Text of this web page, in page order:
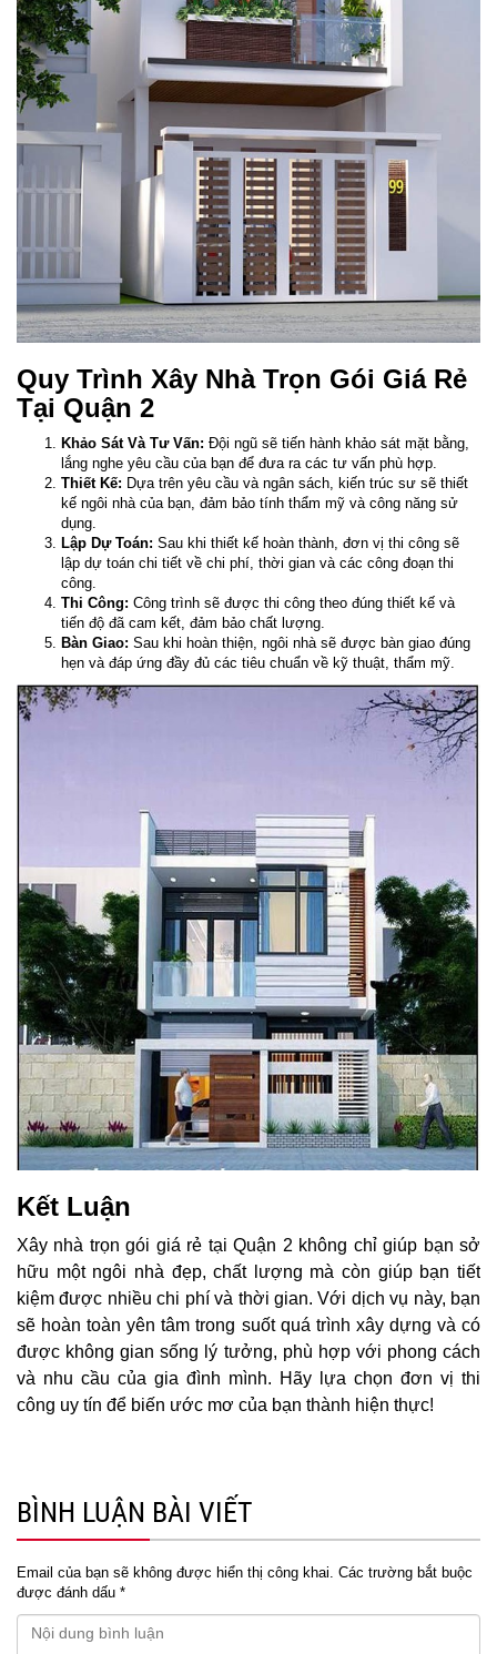
Quy Trình Xây Nhà Trọn Gói Giá Rẻ
Tại Quận 2
Khảo Sát Và Tư Vấn: Đội ngũ sẽ tiến hành khảo sát mặt bằng,
lắng nghe yêu cầu của bạn để đưa ra các tư vấn phù hợp.
Thiết Kế: Dựa trên yêu cầu và ngân sách, kiến trúc sư sẽ thiết
kế ngôi nhà của bạn, đảm bảo tính thẩm mỹ và công năng sử
dụng.
Lập Dự Toán: Sau khi thiết kế hoàn thành, đơn vị thi công sẽ
lập dự toán chi tiết về chi phí, thời gian và các công đoạn thi
công.
Thi Công: Công trình sẽ được thi công theo đúng thiết kế và
tiến độ đã cam kết, đảm bảo chất lượng.
Bàn Giao: Sau khi hoàn thiện, ngôi nhà sẽ được bàn giao đúng
hẹn và đáp ứng đầy đủ các tiêu chuẩn về kỹ thuật, thẩm mỹ.
Kết Luận
Xây nhà trọn gói giá rẻ tại Quận 2 không chỉ giúp bạn sở
hữu một ngôi nhà đẹp, chất lượng mà còn giúp bạn tiết
kiệm được nhiều chi phí và thời gian. Với dịch vụ này, bạn
sẽ hoàn toàn yên tâm trong suốt quá trình xây dựng và có
được không gian sống lý tưởng, phù hợp với phong cách
và nhu cầu của gia đình mình. Hãy lựa chọn đơn vị thi
công uy tín để biến ước mơ của bạn thành hiện thực!
BÌNH LUẬN BÀI VIẾT
Email của bạn sẽ không được hiển thị công khai. Các trường bắt buộc
được đánh dấu *